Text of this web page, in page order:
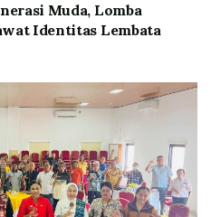
Muda, Lomba
Identitas Lembata